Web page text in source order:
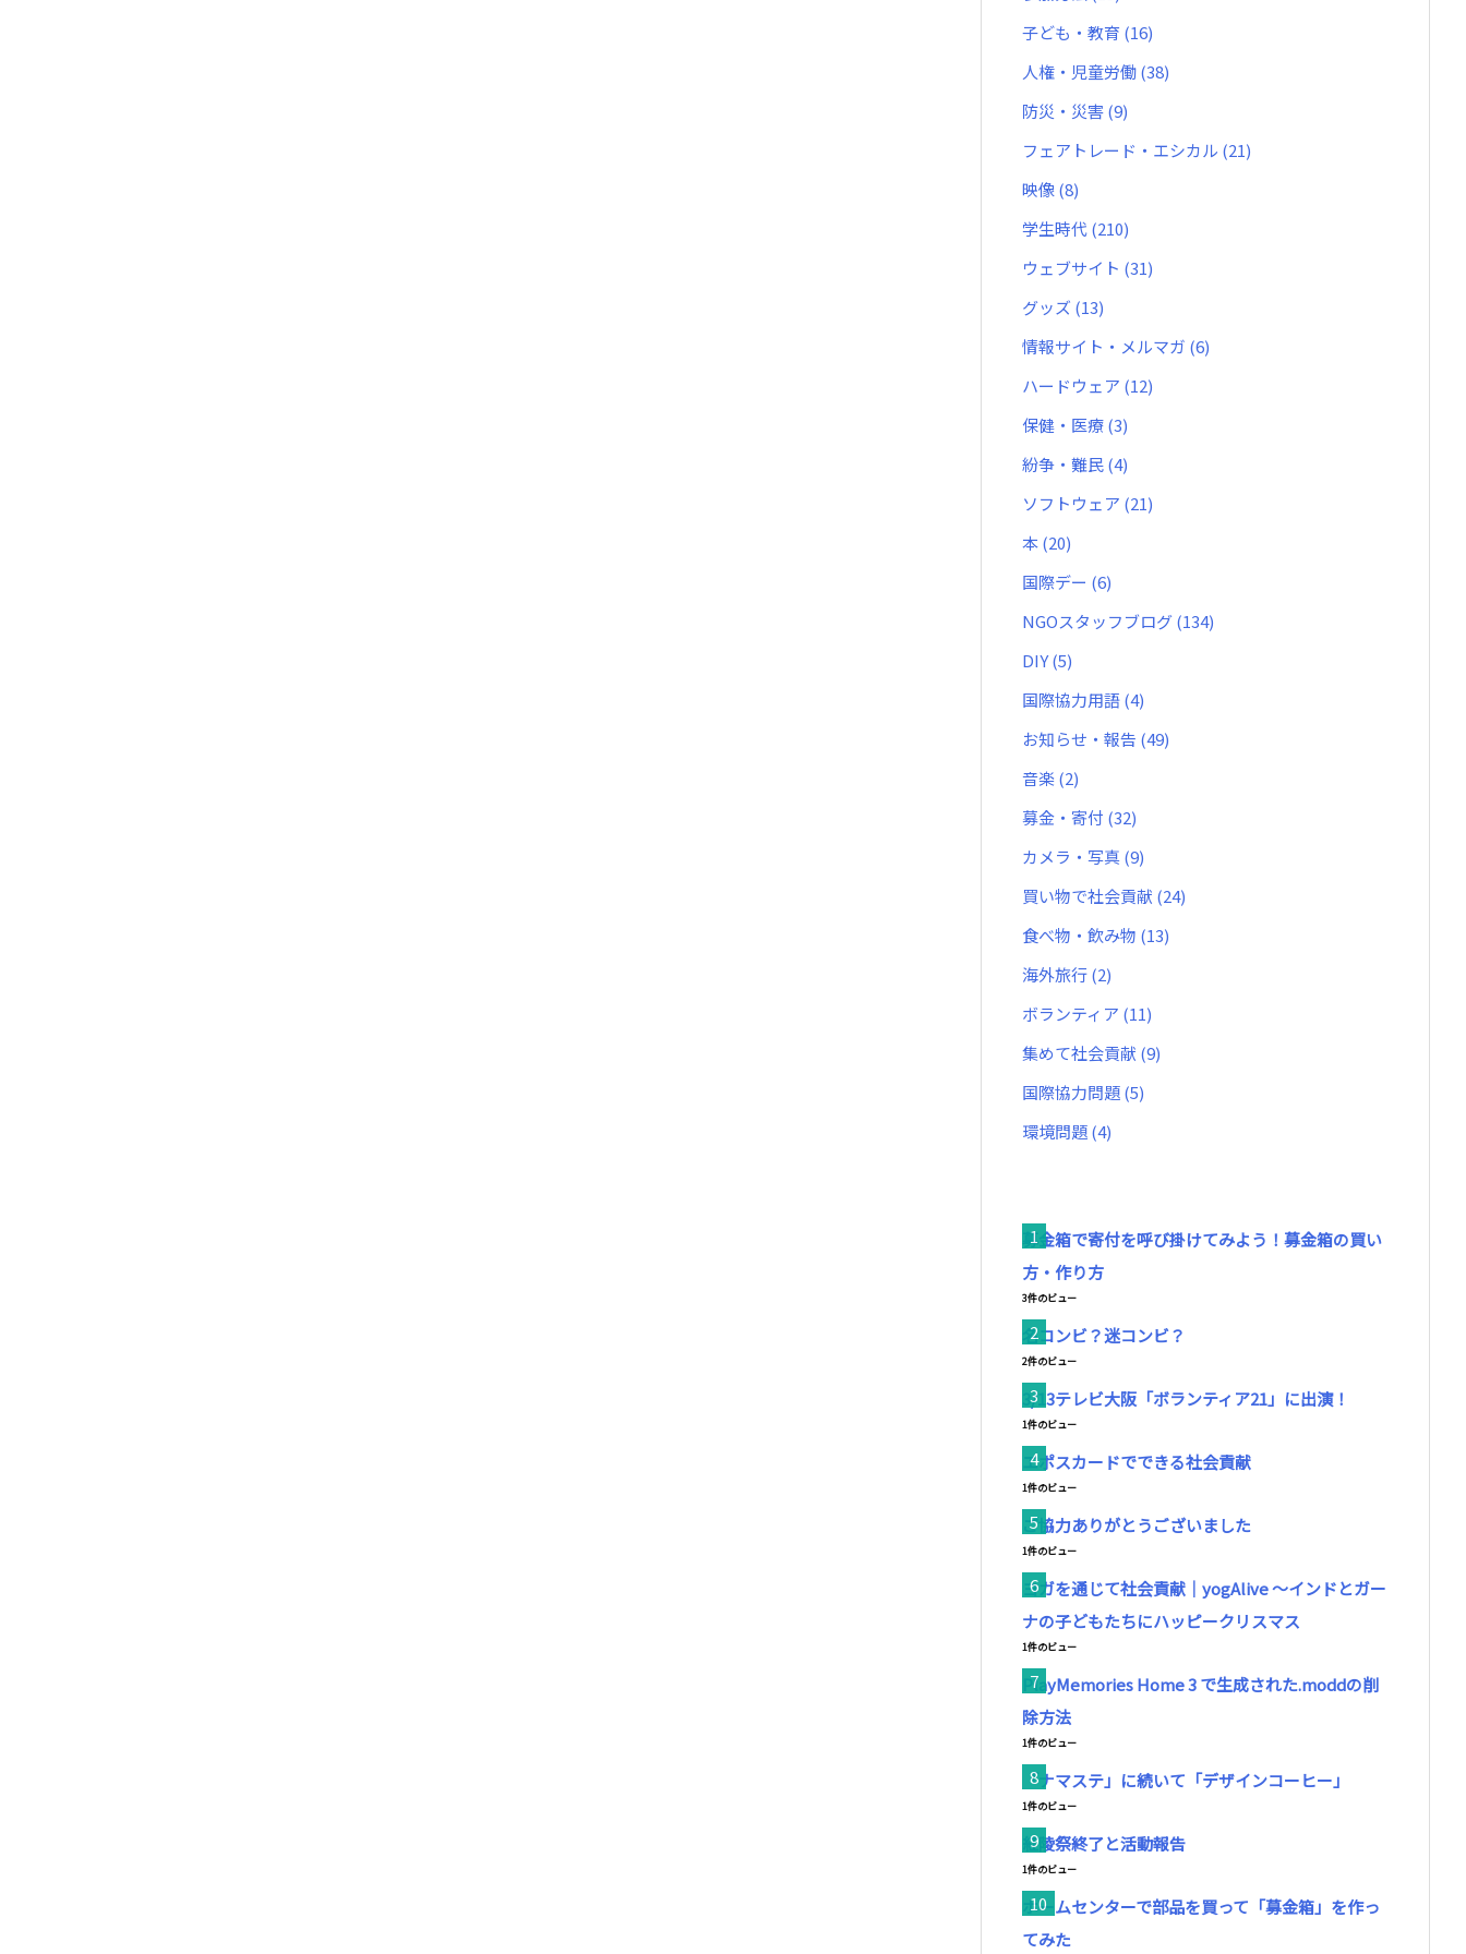
子ども・教育 (16)
人権・児童労働(38)
防災・災害(9)
フェアトレード・エシカル (21)
映像(8)
学生時代(210)
ウェブサイト (31)
グッズ (13)
情報サイト・メルマガ (6)
ハードウェア (12)
保健・医療(3)
紛争・難民(4)
ソフトウェア (21)
本(20)
国際デー (6)
NGOスタッフブログ(134)
DIY(5)
国際協力用語(4)
お知らせ・報告 (49)
音楽(2)
募金・寄付 (32)
カメラ・写真(9)
買い物で社会貢献 (24)
食べ物・飲み物 (13)
海外旅行(2)
ボランティア (11)
集めて社会貢献 (9)
国際協力問題(5)
環境問題(4)
募金箱で寄付を呼び掛けてみよう！募金箱の買い
方・作り方
3件のビュー
名コンビ？迷コンビ？
2件のビュー
3/13テレビ大阪「ボランティア21」に出演！
1件のビュー
エポスカードでできる社会貢献
1件のビュー
ご協力ありがとうございました
1件のビュー
ヨガを通じて社会貢献｜yogAlive ～インドとガー
ナの子どもたちにハッピークリスマス
1件のビュー
PlayMemories Home 3 で生成された.moddの削
除方法
1件のビュー
「ナマステ」に続いて「デザインコーヒー」
1件のビュー
紅陵祭終了と活動報告
1件のビュー
ホームセンターで部品を買って「募金箱」を作っ
てみた